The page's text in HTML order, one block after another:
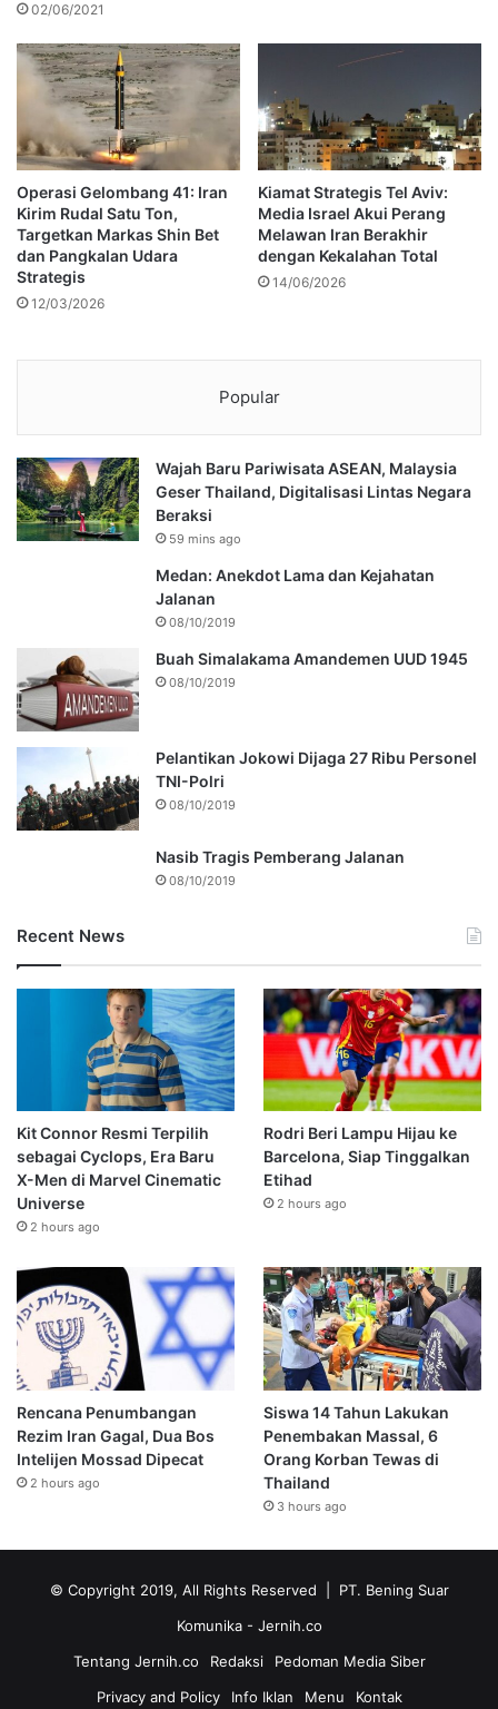
02/06/2021
Operasi Gelombang 41: Iran
Kirim Rudal Satu Ton,
Targetkan Markas Shin Bet
dan Pangkalan Udara
Strategis
12/03/2026
Kiamat Strategis Tel Aviv:
Media Israel Akui Perang
Melawan Iran Berakhir
dengan Kekalahan Total
14/06/2026
Popular
Wajah Baru Pariwisata ASEAN, Malaysia
Geser Thailand, Digitalisasi Lintas Negara
Beraksi
59 mins ago
Medan: Anekdot Lama dan Kejahatan
Jalanan
08/10/2019
Buah Simalakama Amandemen UUD 1945
08/10/2019
Pelantikan Jokowi Dijaga 27 Ribu Personel
TNI-Polri
08/10/2019
Nasib Tragis Pemberang Jalanan
08/10/2019
Recent News
Kit Connor Resmi Terpilih
sebagai Cyclops, Era Baru
X-Men di Marvel Cinematic
Universe
2 hours ago
Rodri Beri Lampu Hijau ke
Barcelona, Siap Tinggalkan
Etihad
2 hours ago
Rencana Penumbangan
Rezim Iran Gagal, Dua Bos
Intelijen Mossad Dipecat
2 hours ago
Siswa 14 Tahun Lakukan
Penembakan Massal, 6
Orang Korban Tewas di
Thailand
3 hours ago
© Copyright 2019, All Rights Reserved | PT. Bening Suar
Komunika - Jernih.co
Tentang Jernih.co
Redaksi
Pedoman Media Siber
Privacy and Policy
Info Iklan Menu Kontak